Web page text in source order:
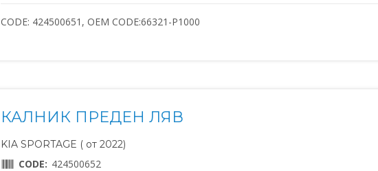
CODE: 424500651, OEM CODE:66321-P1000
КАЛНИК ПРЕДЕН ЛЯВ
KIA SPORTAGE ( от 2022)
CODE: 424500652